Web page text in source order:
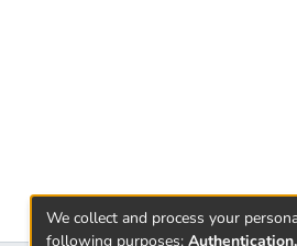
We collect and process your
following purposes: